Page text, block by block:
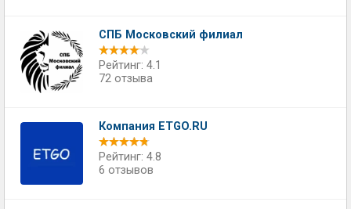
СПБ Московский филиал
Рейтинг: 4.1
72 отзыва
Компания ETGO.RU
Рейтинг: 4.8
6 отзывов